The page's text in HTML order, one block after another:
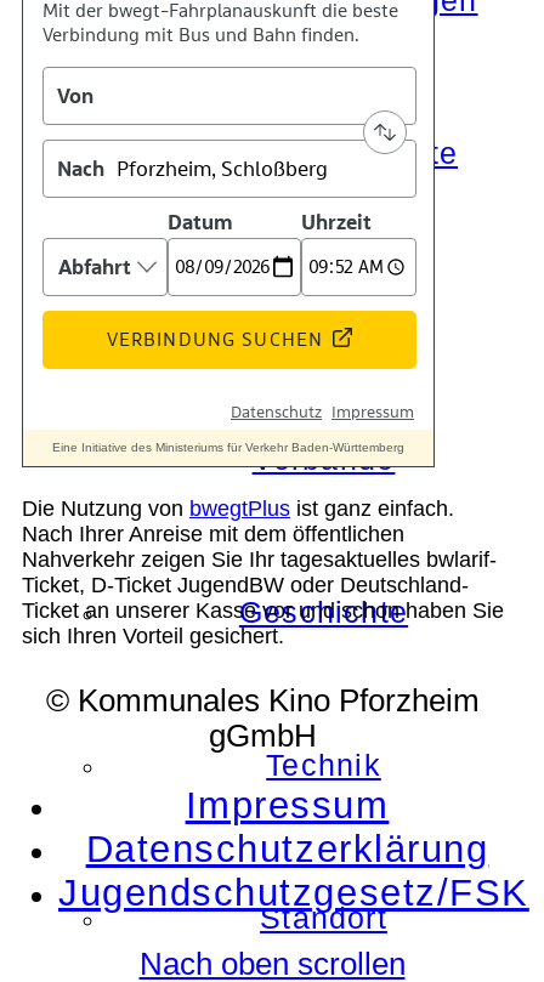
Tätigkeitsberichte
Kooperationen
Verbände
Geschichte
Technik
Standort
Die Nutzung von bwegtPlus ist ganz einfach.
Nach Ihrer Anreise mit dem öffentlichen
Nahverkehr zeigen Sie Ihr tagesaktuelles bwlarif-
Ticket, D-Ticket JugendBW oder Deutschland-
Ticket an unserer Kasse vor und schon haben Sie
sich Ihren Vorteil gesichert.
© Kommunales Kino Pforzheim
gGmbH
Impressum
Datenschutzerklärung
Jugendschutzgesetz/FSK
Nach oben scrollen